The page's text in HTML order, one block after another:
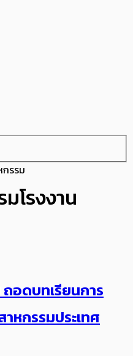
กรรม
โรงงาน
อดบทเรียนการ
หกรรมประเทศ